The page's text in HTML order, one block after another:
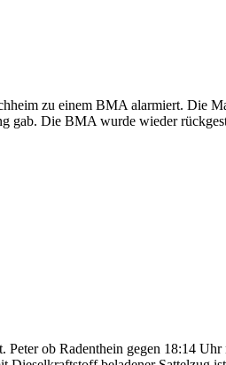
zu einem BMA alarmiert. Die
gab. Die BMA wurde wieder
ob Radenthein gegen 18:14